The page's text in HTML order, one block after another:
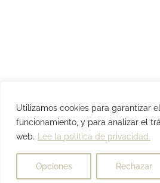
Utilizamos cookies para garantizar
funcionamiento, y para analizar el
web.
Lee la política de privacidad.
Opciones Rechazar